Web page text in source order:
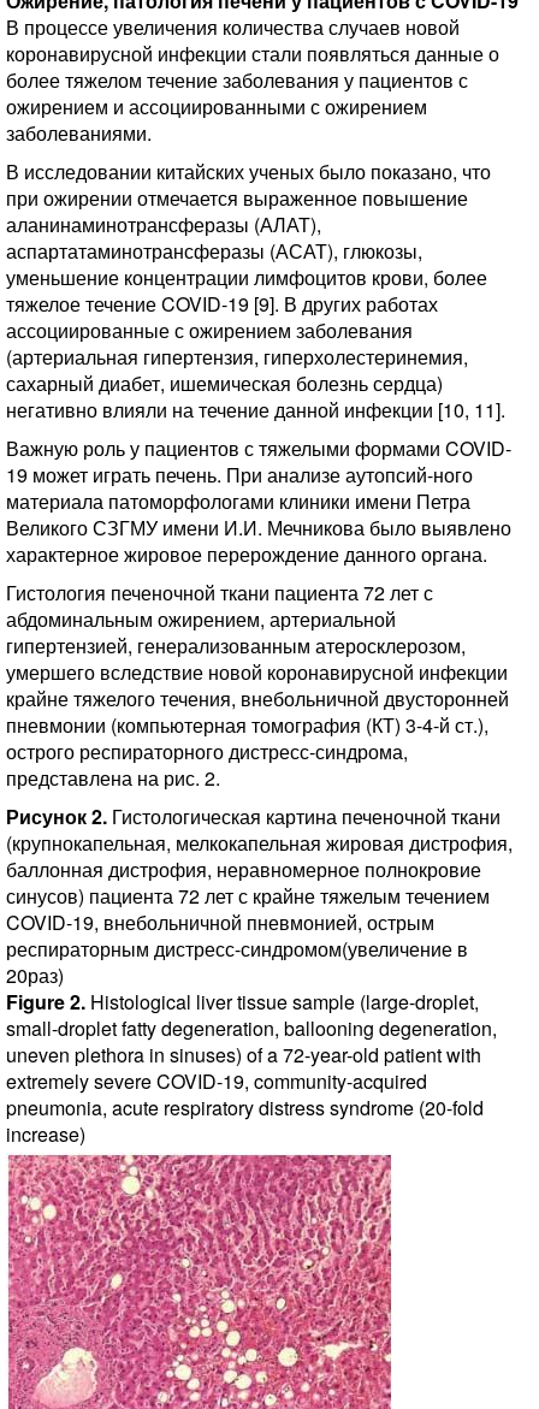
В процессе увеличения количества случаев новой
коронавирусной инфекции стали появляться данные о
более тяжелом течение заболевания у пациентов с
ожирением и ассоциированными с ожирением
заболеваниями.
В исследовании китайских ученых было показано, что
при ожирении отмечается выраженное повышение
аланинаминотрансферазы (АЛАТ),
аспартатаминотрансферазы (АСАТ), глюкозы,
уменьшение концентрации лимфоцитов крови, более
тяжелое течение COVID-19 [9]. В других работах
ассоциированные с ожирением заболевания
(артериальная гипертензия, гиперхолестеринемия,
сахарный диабет, ишемическая болезнь сердца)
негативно влияли на течение данной инфекции [10, 11].
Важную роль у пациентов с тяжелыми формами COVID-
19 может играть печень. При анализе аутопсий-ного
материала патоморфологами клиники имени Петра
Великого СЗГМУ имени И.И. Мечникова было выявлено
характерное жировое перерождение данного органа.
Гистология печеночной ткани пациента 72 лет с
абдоминальным ожирением, артериальной
гипертензией, генерализованным атеросклерозом,
умершего вследствие новой коронавирусной инфекции
крайне тяжелого течения, внебольничной двусторонней
пневмонии (компьютерная томография (КТ) 3-4-й ст.),
острого респираторного дистресс-синдрома,
представлена на рис. 2.
Рисунок 2. Гистологическая картина печеночной ткани
(крупнокапельная, мелкокапельная жировая дистрофия,
баллонная дистрофия, неравномерное полнокровие
синусов) пациента 72 лет с крайне тяжелым течением
COVID-19, внебольничной пневмонией, острым
респираторным дистресс-синдромом(увеличение в
20раз)
Figure 2. Histological liver tissue sample (large-droplet,
small-droplet fatty degeneration, ballooning degeneration,
uneven plethora in sinuses) of a 72-year-old patient with
extremely severe COVID-19, community-acquired
pneumonia, acute respiratory distress syndrome (20-fold
increase)